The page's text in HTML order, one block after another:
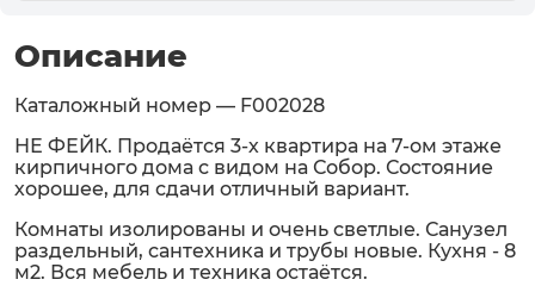
Описание
Каталожный номер — F002028
НЕ ФЕЙК. Продаётся 3-х квартира на 7-ом этаже
кирпичного дома с видом на Собор. Состояние
хорошее, для сдачи отличный вариант.
Комнаты изолированы и очень светлые. Санузел
раздельный, сантехника и трубы новые. Кухня - 8
м2. Вся мебель и техника остаётся.